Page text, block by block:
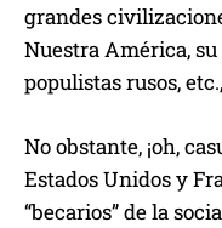
grandes
Nuestra América,
populistas rusos,
No obstante, ¡oh,
Estados Unidos y
“becarios” de la